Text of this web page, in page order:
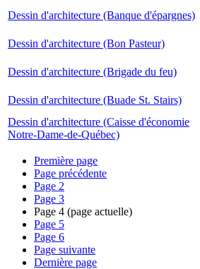
Dessin d'architecture (Banque d'épargnes)
Dessin d'architecture (Bon Pasteur)
Dessin d'architecture (Brigade du feu)
Dessin d'architecture (Buade St. Stairs)
Dessin d'architecture (Caisse d'économie
Notre-Dame-de-Québec)
Première page
Page précédente
Page 2
Page 3
Page 4 (page actuelle)
Page 5
Page 6
Page suivante
Dernière page